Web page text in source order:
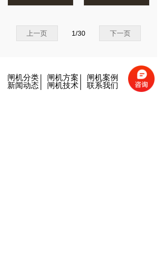
上一页 下一页
1/30
闸机分类| 闸机方案| 闸机案例
新闻动态 闸机技术 联系我们